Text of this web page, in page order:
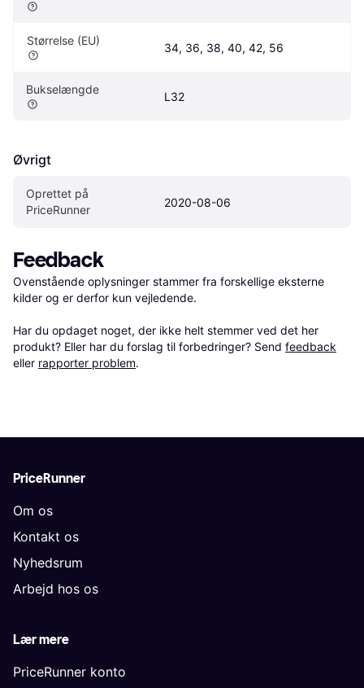
Størrelse (EU)
34, 36, 38, 40, 42, 56
Bukselængde
L32
Øvrigt
Oprettet på
PriceRunner
2020-08-06
Feedback
Ovenstående oplysninger stammer fra forskellige eksterne
kilder og er derfor kun vejledende.
Har du opdaget noget, der ikke helt stemmer ved det her
produkt? Eller har du forslag til forbedringer? Send feedback
eller rapporter problem.
PriceRunner
Om os
Kontakt os
Nyhedsrum
Arbejd hos os
Lær mere
PriceRunner konto